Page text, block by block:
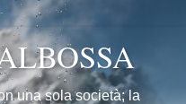
una sola società; la